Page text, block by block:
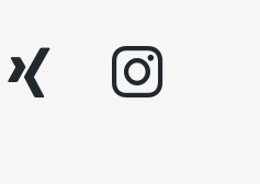
xing instagram